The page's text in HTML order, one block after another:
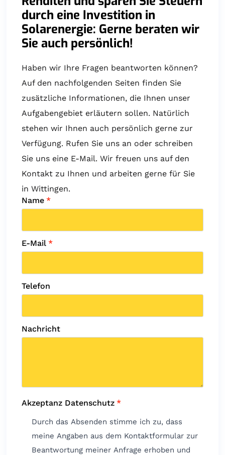
durch eine Investition in
Solarenergie: Gerne beraten wir
Sie auch persönlich!
Haben wir Ihre Fragen beantworten können?
Auf den nachfolgenden Seiten finden Sie
zusätzliche Informationen, die Ihnen unser
Aufgabengebiet erläutern sollen. Natürlich
stehen wir Ihnen auch persönlich gerne zur
Verfügung. Rufen Sie uns an oder schreiben
Sie uns eine E-Mail. Wir freuen uns auf den
Kontakt zu Ihnen und arbeiten gerne für Sie
in Wittingen.
Name *
E-Mail *
Telefon
Nachricht
Akzeptanz Datenschutz *
Durch das Absenden stimme ich zu, dass
meine Angaben aus dem Kontaktformular zur
Beantwortung meiner Anfrage erhoben und